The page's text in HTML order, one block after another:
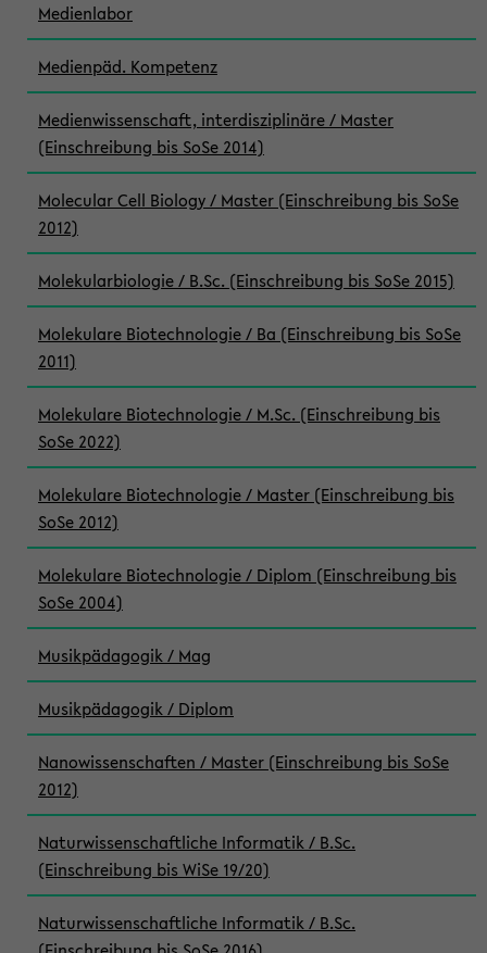
Medienlabor
Medienpäd. Kompetenz
Medienwissenschaft, interdisziplinäre / Master
(Einschreibung bis SoSe 2014)
Molecular Cell Biology / Master (Einschreibung bis SoSe
2012)
Molekularbiologie / B.Sc. (Einschreibung bis SoSe 2015)
Molekulare Biotechnologie / Ba (Einschreibung bis SoSe
2011)
Molekulare Biotechnologie / M.Sc. (Einschreibung bis
SoSe 2022)
Molekulare Biotechnologie / Master (Einschreibung bis
SoSe 2012)
Molekulare Biotechnologie / Diplom (Einschreibung bis
SoSe 2004)
Musikpädagogik / Mag
Musikpädagogik / Diplom
Nanowissenschaften / Master (Einschreibung bis SoSe
2012)
Naturwissenschaftliche Informatik / B.Sc.
(Einschreibung bis WiSe 19/20)
Naturwissenschaftliche Informatik / B.Sc.